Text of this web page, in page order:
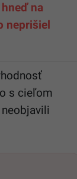
na
neprišiel
s cieľom